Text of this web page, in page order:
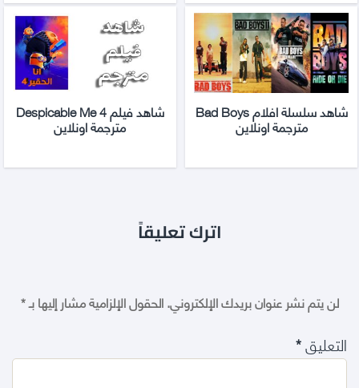
شاهد سلسلة افلام Bad Boys
مترجمة اونلاين
شاهد فيلم Despicable Me 4
مترجمة اونلاين
اترك تعليقاً
لن يتم نشر عنوان بريدك الإلكتروني.الحقول الإلزامية مشار إليها بـ*
التعليق*